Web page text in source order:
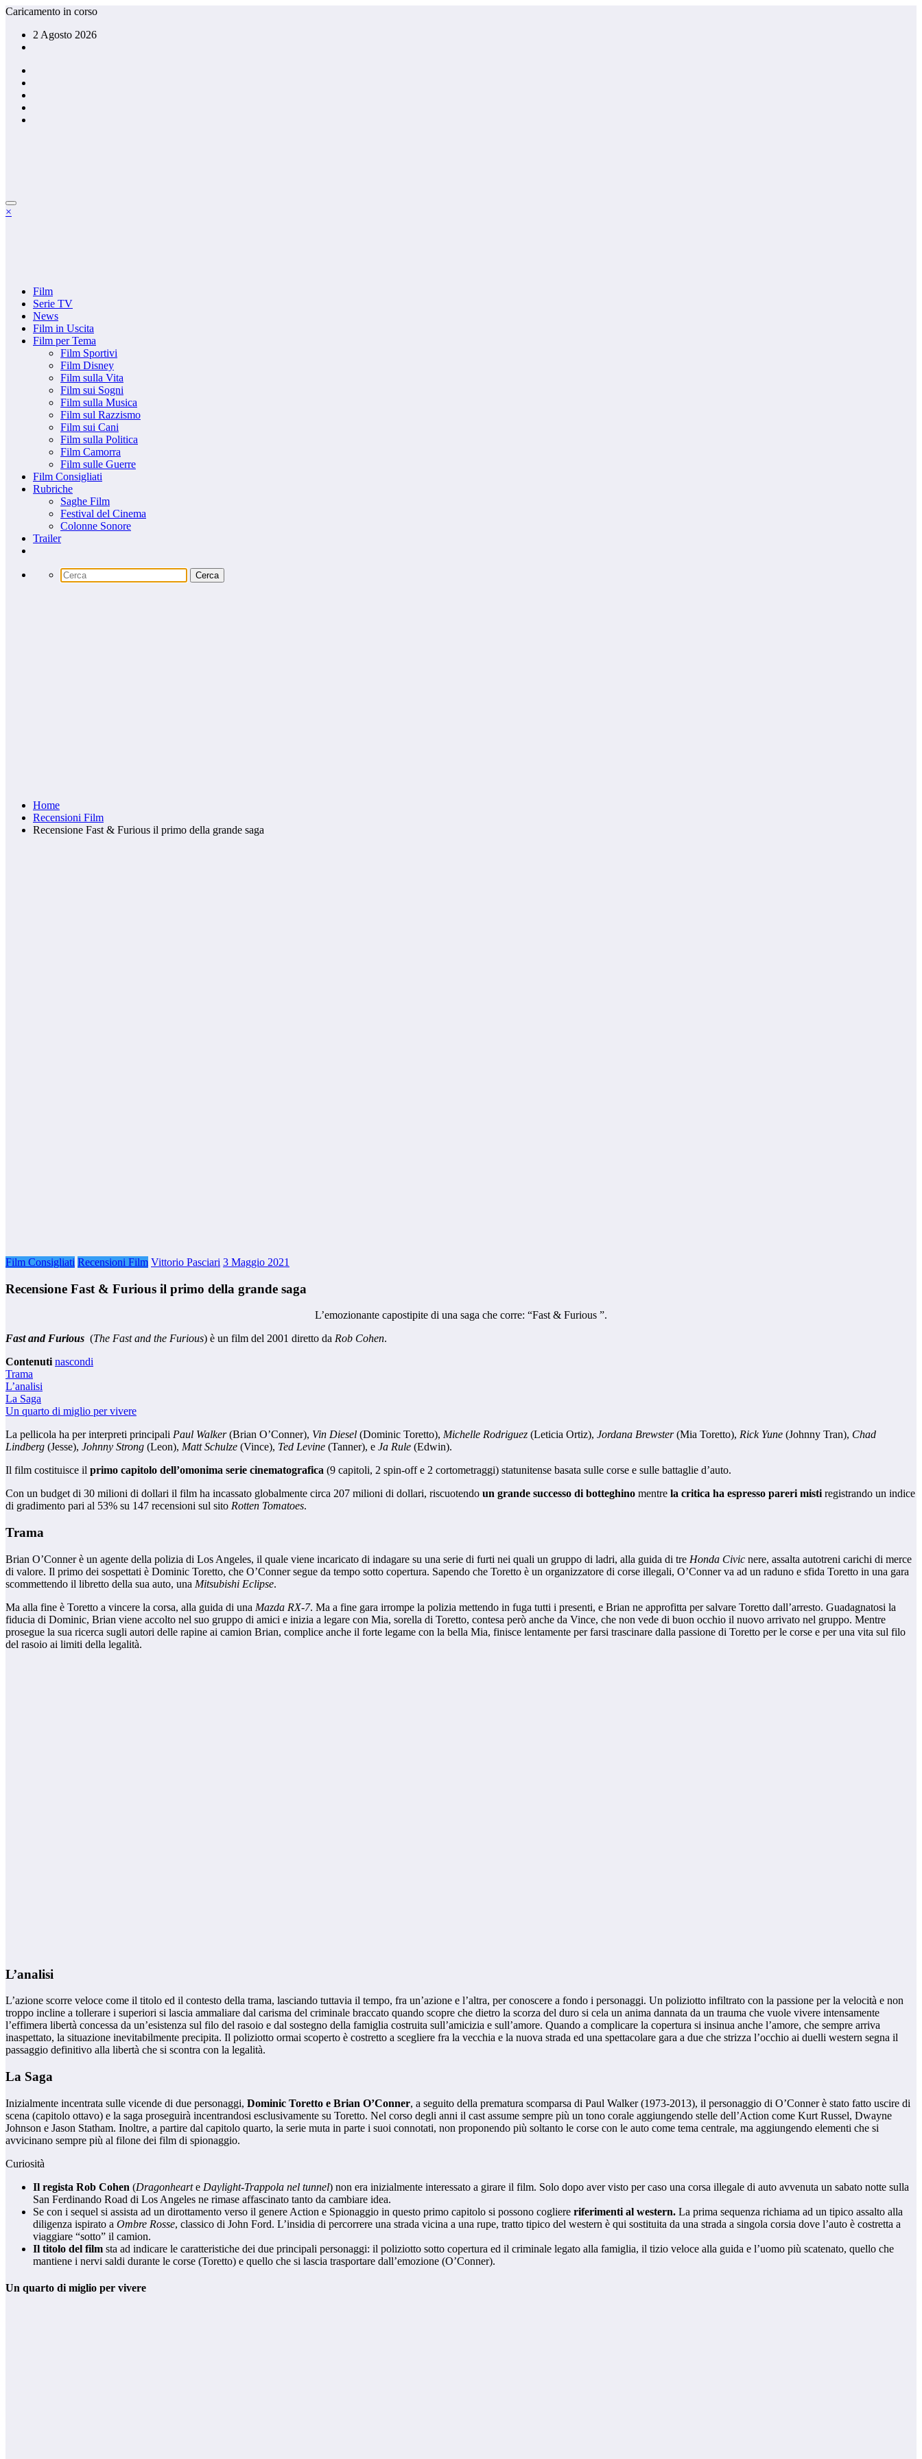
Vai
contenuto
Caricamento in corso
2 Agosto 2026
×
Film
Serie TV
News
Film in Uscita
Film per Tema
Film Sportivi
Film Disney
Film sulla Vita
Film sui Sogni
Film sulla Musica
Film sul Razzismo
Film sui Cani
Film sulla Politica
Film Camorra
Film sulle Guerre
Film Consigliati
Rubriche
Saghe Film
Festival del Cinema
Colonne Sonore
Trailer
Home
Recensioni Film
Recensione Fast & Furious il primo della grande saga
Film Consigliati Recensioni Film Vittorio Pasciari 3 Maggio 2021
Recensione Fast & Furious il primo della grande saga
L’emozionante capostipite di una saga che corre: “Fast & Furious ”.
Fast and Furious (The Fast and the Furious) è un film del 2001 diretto da Rob Cohen.
Contenuti nascondi
Trama
L’analisi
La Saga
Un quarto di miglio per vivere
La pellicola ha per interpreti principali Paul Walker(Brian O’Conner), Vin Diesel (Dominic Toretto), Michelle Rodriguez (Leticia Ortiz), Jordana Brewster(Mia Toretto), Rick Yune (Johnny Tran), Chad
Lindberg (Jesse), Johnny Strong (Leon), Matt Schulze (Vince), Ted Levine (Tanner), e Ja Rule (Edwin).
Il film costituisce il primo capitolo dell’omonima serie cinematografica (9 capitoli, 2 spin-off e 2 cortometraggi) statunitense basata sulle corse e sulle battaglie d’auto.
Con un budget di 30 milioni di dollari il film ha incassato globalmente circa 207 milioni di dollari, riscuotendo un grande successo di botteghino mentre la critica ha espresso pareri mistiregistrando un indice
di gradimento pari al 53% su 147 recensioni sul sito Rotten Tomatoes.
Trama
Brian O’Conner è un agente della polizia di Los Angeles, il quale viene incaricato di indagare su una serie di furti nei quali un gruppo di ladri, alla guida di tre Honda Civic nere, assalta autotreni carichi di merce
di valore. Il primo dei sospettati è Dominic Toretto, che O’Conner segue da tempo sotto copertura. Sapendo che Toretto è un organizzatore di corse illegali, O’Conner va ad un raduno e sfida Toretto in una gara
scommettendo il libretto della sua auto, una Mitsubishi Eclipse.
Ma alla fine è Toretto a vincere la corsa, alla guida di una Mazda RX-7. Ma a fine gara irrompe la polizia mettendo in fuga tutti i presenti, e Brian ne approfitta per salvare Toretto dall’arresto. Guadagnatosi la
fiducia di Dominic, Brian viene accolto nel suo gruppo di amici e inizia a legare con Mia, sorella di Toretto, contesa però anche da Vince, che non vede di buon occhio il nuovo arrivato nel gruppo. Mentre
prosegue la sua ricerca sugli autori delle rapine ai camion Brian, complice anche il forte legame con la bella Mia, finisce lentamente per farsi trascinare dalla passione di Toretto per le corse e per una vita sul filo
del rasoio ai limiti della legalità.
L’analisi
L’azione scorre veloce come il titolo ed il contesto della trama, lasciando tuttavia il tempo, fra un’azione e l’altra, per conoscere a fondo i personaggi. Un poliziotto infiltrato con la passione per la velocità e non
troppo incline a tollerare i superiori si lascia ammaliare dal carisma del criminale braccato quando scopre che dietro la scorza del duro si cela un anima dannata da un trauma che vuole vivere intensamente
l’effimera libertà concessa da un’esistenza sul filo del rasoio e dal sostegno della famiglia costruita sull’amicizia e sull’amore. Quando a complicare la copertura si insinua anche l’amore, che sempre arriva
inaspettato, la situazione inevitabilmente precipita. Il poliziotto ormai scoperto è costretto a scegliere fra la vecchia e la nuova strada ed una spettacolare gara a due che strizza l’occhio ai duelli western segna il
passaggio definitivo alla libertà che si scontra con la legalità.
La Saga
Inizialmente incentrata sulle vicende di due personaggi, Dominic Toretto e Brian O’Conner, a seguito della prematura scomparsa di Paul Walker (1973-2013), il personaggio di O’Conner è stato fatto uscire di
scena (capitolo ottavo) e la saga proseguirà incentrandosi esclusivamente su Toretto. Nel corso degli anni il cast assume sempre più un tono corale aggiungendo stelle dell’Action come Kurt Russel, Dwayne
Johnson e Jason Statham. Inoltre, a partire dal capitolo quarto, la serie muta in parte i suoi connotati, non proponendo più soltanto le corse con le auto come tema centrale, ma aggiungendo elementi che si
avvicinano sempre più al filone dei film di spionaggio.
Curiosità
Il regista Rob Cohen (Dragonhearte Daylight-Trappola nel tunnel) non era inizialmente interessato a girare il film. Solo dopo aver visto per caso una corsa illegale di auto avvenuta un sabato notte sulla
San Ferdinando Road di Los Angeles ne rimase affascinato tanto da cambiare idea.
Se con i sequel si assista ad un dirottamento verso il genere Action e Spionaggio in questo primo capitolo si possono cogliere riferimenti al western. La prima sequenza richiama ad un tipico assalto alla
diligenza ispirato a Ombre Rosse, classico di John Ford. L’insidia di percorrere una strada vicina a una rupe, tratto tipico del western è qui sostituita da una strada a singola corsia dove l’auto è costretta a
viaggiare “sotto” il camion.
Il titolo del film sta ad indicare le caratteristiche dei due principali personaggi: il poliziotto sotto copertura ed il criminale legato alla famiglia, il tizio veloce alla guida e l’uomo più scatenato, quello che
mantiene i nervi saldi durante le corse (Toretto) e quello che si lascia trasportare dall’emozione (O’Conner).
Un quarto di miglio per vivere